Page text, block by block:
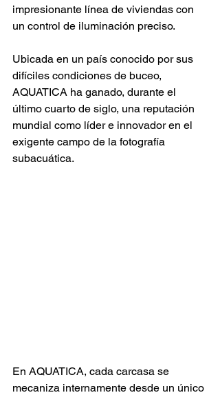
impresionante línea de viviendas con
un control de iluminación preciso.
Ubicada en un país conocido por sus
difíciles condiciones de buceo,
AQUATICA ha ganado, durante el
último cuarto de siglo, una reputación
mundial como líder e innovador en el
exigente campo de la fotografía
subacuática.
En AQUATICA, cada carcasa se
mecaniza internamente desde un único